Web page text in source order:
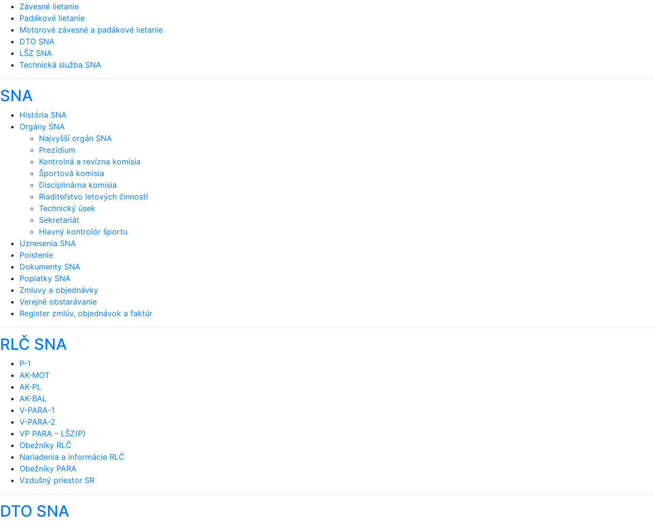
Závesné lietanie
Padákové lietanie
Motorové závesné a padákové lietanie
DTO SNA
LŠZ SNA
Technická služba SNA
SNA
História SNA
Orgány SNA
Najvyšší orgán SNA
Prezídium
Kontrolná a revízna komisia
Športová komisia
Disciplinárna komisia
Riaditeľstvo letových činností
Technický úsek
Sekretariát
Hlavný kontrolór športu
Uznesenia SNA
Poistenie
Dokumenty SNA
Poplatky SNA
Zmluvy a objednávky
Verejné obstarávanie
Register zmlúv, objednávok a faktúr
RLČ SNA
P-1
AK-MOT
AK-PL
AK-BAL
V-PARA-1
V-PARA-2
VP PARA – LŠZ(P)
Obežníky RLČ
Nariadenia a informácie RLČ
Obežníky PARA
Vzdušný priestor SR
DTO SNA